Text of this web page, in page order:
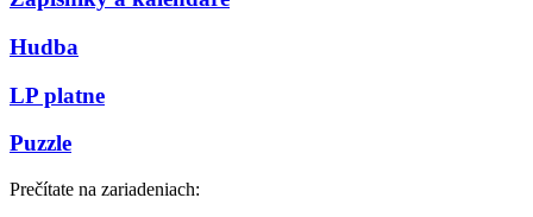
Hudba
LP platne
Puzzle
Prečítate na zariadeniach: